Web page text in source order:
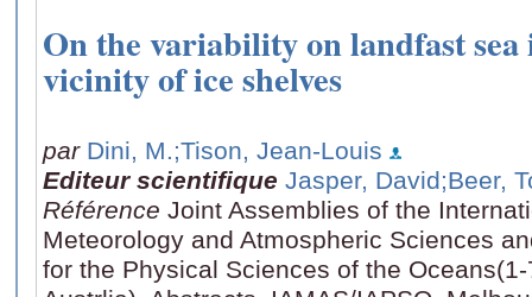
On the variability on landfast sea
vicinity of ice shelves
par Dini, M.;Tison, Jean-Louis
Editeur scientifique Jasper, David;Beer,
Référence Joint Assemblies of the
Meteorology and Atmospheric Sciences
for the Physical Sciences of the